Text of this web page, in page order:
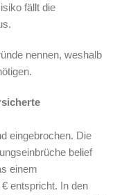
fällt die
nennen, weshalb
eingebrochen. Die
belief
einem
entspricht. In den